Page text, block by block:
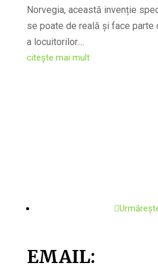
Norvegia, această invenție
se poate de reală și face parte
a locuitorilor....
citește mai mult
EMAIL: